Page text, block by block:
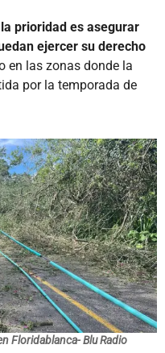
prioridad es asegurar
ejercer su derecho
en las zonas donde la
por la temporada de
Floridablanca- Blu Radio